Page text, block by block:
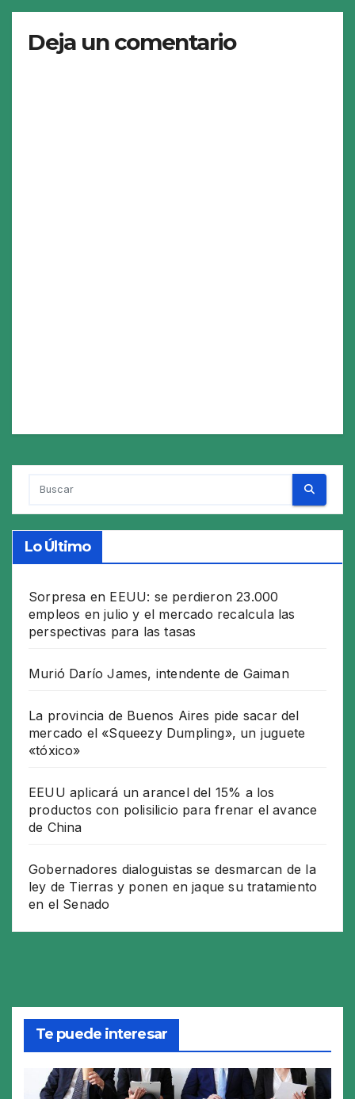
Deja un comentario
Lo Último
Sorpresa en EEUU: se perdieron 23.000
empleos en julio y el mercado recalcula las
perspectivas para las tasas
Murió Darío James, intendente de Gaiman
La provincia de Buenos Aires pide sacar del
mercado el «Squeezy Dumpling», un juguete
«tóxico»
EEUU aplicará un arancel del 15% a los
productos con polisilicio para frenar el avance
de China
Gobernadores dialoguistas se desmarcan de la
ley de Tierras y ponen en jaque su tratamiento
en el Senado
Te puede interesar